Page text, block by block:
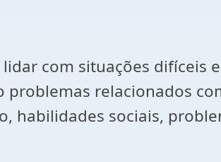
com situações difíceis
problemas relacionados
habilidades sociais,